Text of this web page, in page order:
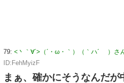
79: <丶｀∀´>（´・ω・｀）（｀ハ´ ）さ
ID:FehMyizF
まぁ、確かにそうなんだ